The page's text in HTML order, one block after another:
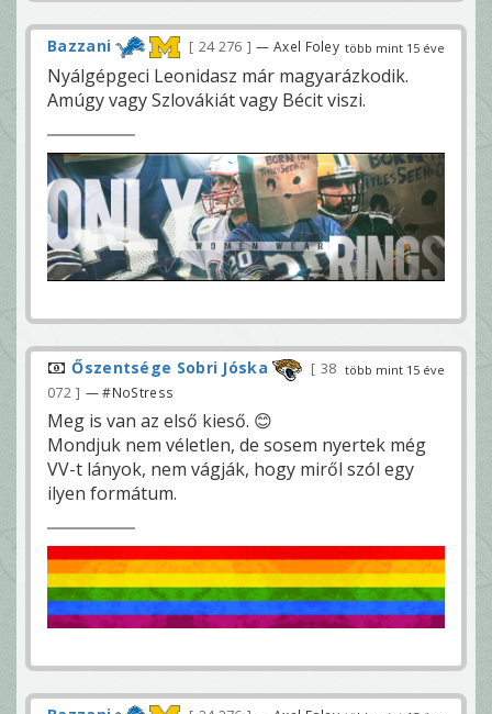
több mint 15 éve
Bazzani 24 276 — Axel Foley
Nyálgépgeci Leonidasz már magyarázkodik.
Amúgy vagy Szlovákiát vagy Bécit viszi.
több mint 15 éve
Őszentsége Sobri Jóska
38
072
— #NoStress
Meg is van az első kieső. 😊
Mondjuk nem véletlen, de sosem nyertek még
VV-t lányok, nem vágják, hogy miről szól egy
ilyen formátum.